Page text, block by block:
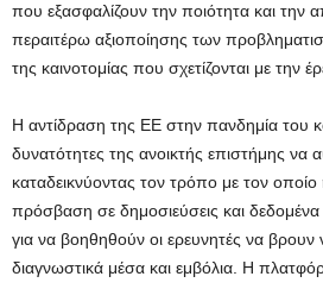
που εξασφαλίζουν την ποιότητα και την
περαιτέρω αξιοποίησης των
της καινοτομίας που σχετίζονται με την
Η αντίδραση της ΕΕ στην πανδημία του
δυνατότητες της ανοικτής επιστήμης να
καταδεικνύοντας τον τρόπο με τον
πρόσβαση σε δημοσιεύσεις και δεδομένα
για να βοηθηθούν οι ερευνητές να βρουν
διαγνωστικά μέσα και εμβόλια. Η